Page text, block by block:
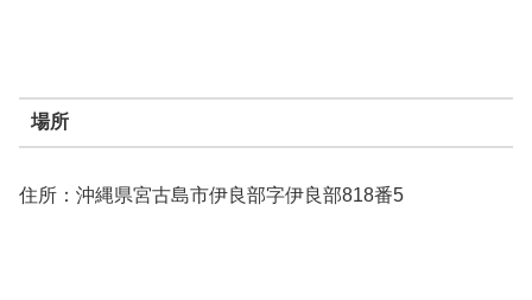
場所
住所：沖縄県宮古島市伊良部字伊良部818番5